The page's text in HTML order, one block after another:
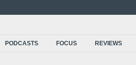
PODCASTS FOCUS REVIEWS